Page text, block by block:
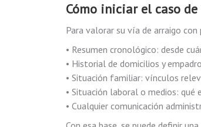
Cómo iniciar el caso
Para valorar su vía de arraigo con
• Resumen cronológico: desde
• Historial de domicilios y
• Situación familiar: vínculos
• Situación laboral o medios: qué
• Cualquier comunicación